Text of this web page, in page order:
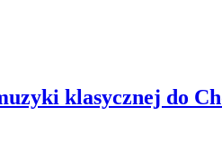
klasycznej do